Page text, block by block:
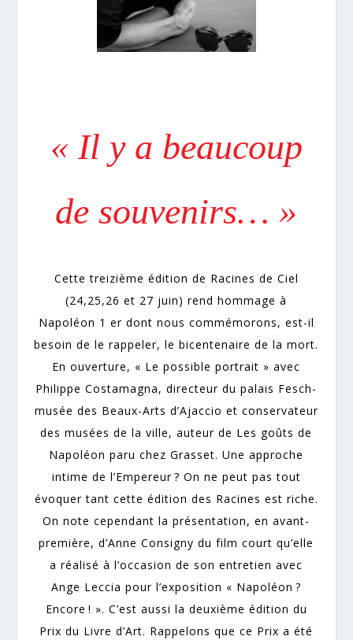
« Il y a beaucoup
de souvenirs… »
Cette treizième édition de Racines de Ciel
(24,25,26 et 27 juin) rend hommage à
Napoléon 1 er dont nous commémorons, est-il
besoin de le rappeler, le bicentenaire de la mort.
En ouverture, « Le possible portrait » avec
Philippe Costamagna, directeur du palais Fesch-
musée des Beaux-Arts d’Ajaccio et conservateur
des musées de la ville, auteur de Les goûts de
Napoléon paru chez Grasset. Une approche
intime de l’Empereur ? On ne peut pas tout
évoquer tant cette édition des Racines est riche.
On note cependant la présentation, en avant-
première, d’Anne Consigny du film court qu’elle
a réalisé à l’occasion de son entretien avec
Ange Leccia pour l’exposition « Napoléon ?
Encore ! ». C’est aussi la deuxième édition du
Prix du Livre d’Art. Rappelons que ce Prix a été